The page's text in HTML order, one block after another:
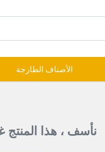
الأصناف الطازجة
نأسف ، هذا المنتج